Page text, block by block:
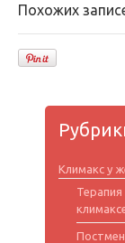
Похожих
Климакс у
Терапия